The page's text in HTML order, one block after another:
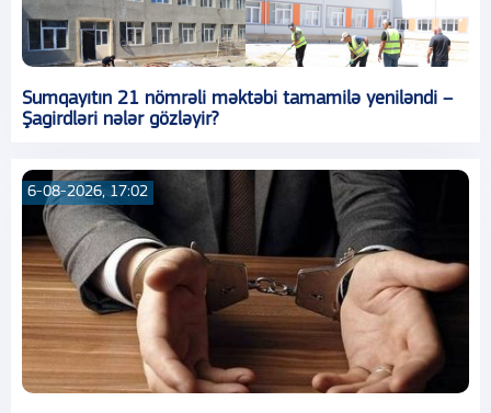
Sumqayıtın 21 nömrəli məktəbi tamamilə yeniləndi –
Şagirdləri nələr gözləyir?
6-08-2026, 17:02